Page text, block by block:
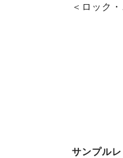
＜ロック
サンプル